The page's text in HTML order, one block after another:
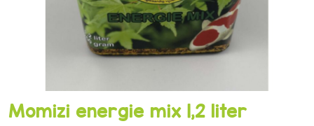
Momizi energie mix 1,2 liter